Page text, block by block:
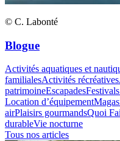
© C. Labonté
Blogue
Activités aquatiques et
familialesActivités récréatives
patrimoineEscapades
Location d’équipement
airPlaisirs gourmandsQuoi
durableVie nocturne
Tous nos articles